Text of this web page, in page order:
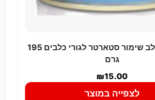
רויאל קנין כלב שימור סטארטר לגורי כלבים 195
גרם
₪15.00
לצפייה במוצר